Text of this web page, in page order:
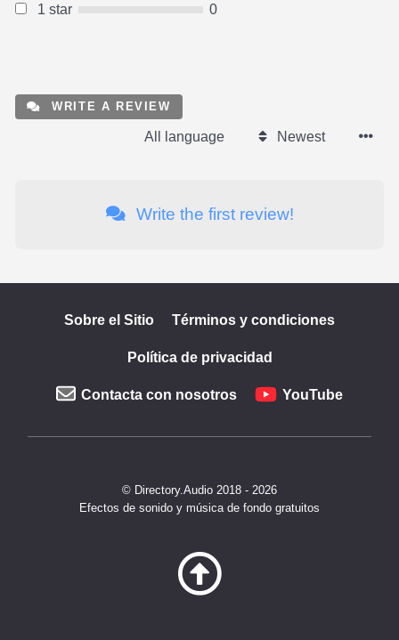
1 star 0
WRITE A REVIEW
All language Newest
Write the first review!
Sobre el Sitio Términos y condiciones
Política de privacidad
Contacta con nosotros YouTube
© Directory.Audio 2018 - 2026
Efectos de sonido y música de fondo gratuitos